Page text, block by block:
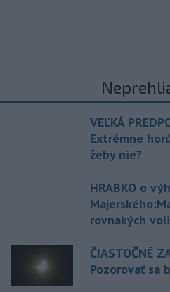
VEĽKÁ
Extrémne
žeby nie?
HRABKO o
rovnakých
ČIASTOČNÉ
Pozorovať sa